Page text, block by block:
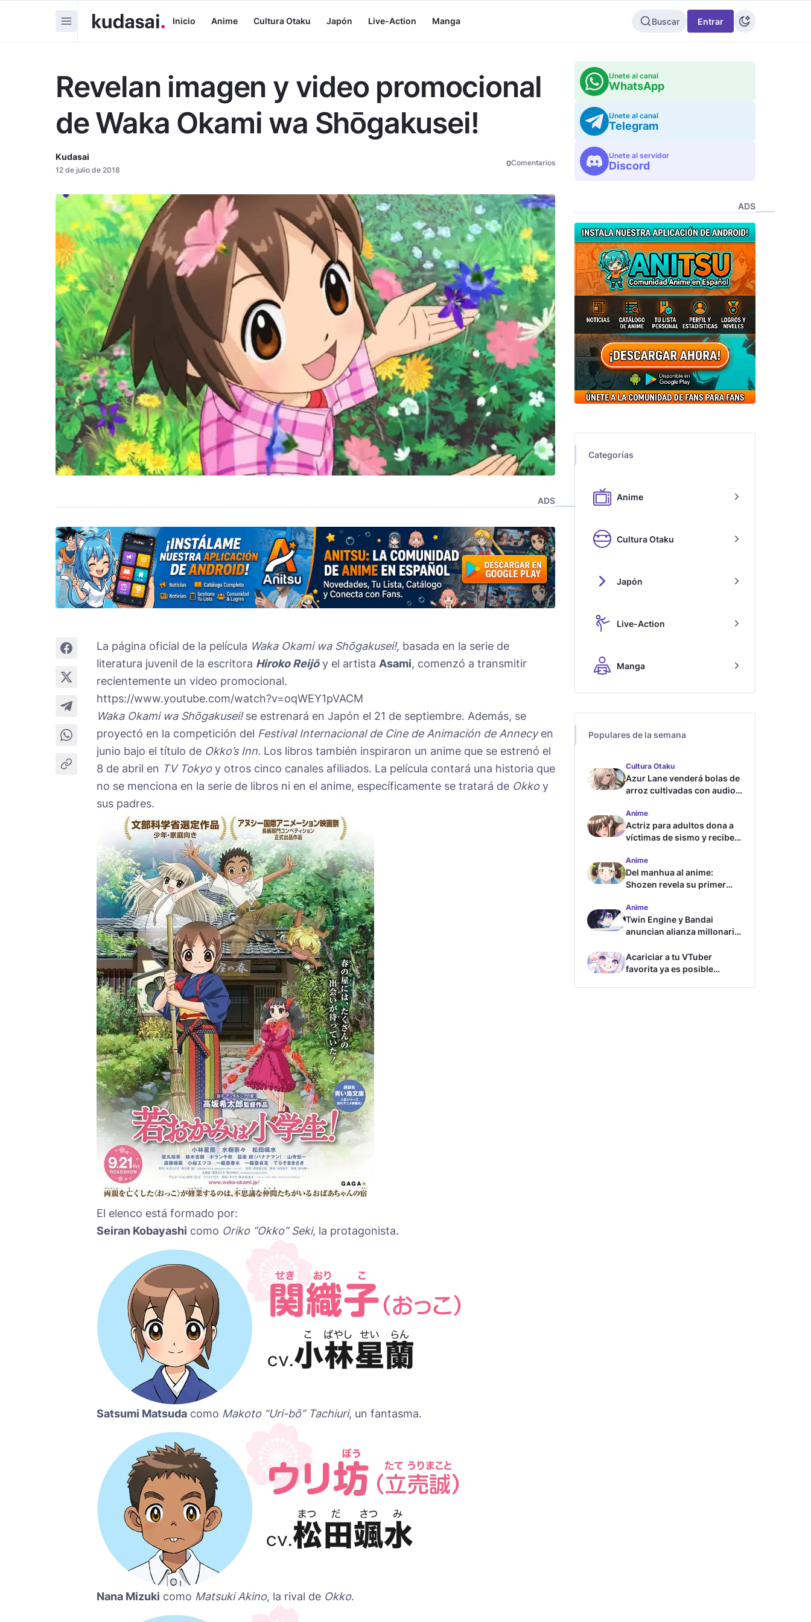
Inicio Anime Cultura Otaku Japón Live-Action Manga Buscar Entrar
Revelan imagen y video promocional
de Waka Okami wa Shōgakusei!
Kudasai
12 de julio de 2018
0Comentarios
ADS
La página oficial de la película Waka Okami wa Shōgakusei!, basada en la serie de
literatura juvenil de la escritora Hiroko Reijō y el artista Asami, comenzó a transmitir
recientemente un video promocional.
https://www.youtube.com/watch?v=oqWEY1pVACM
Waka Okami wa Shōgakusei!se estrenará en Japón el 21 de septiembre. Además, se
proyectó en la competición del Festival Internacional de Cine de Animación de Annecyen
junio bajo el título de Okko’s Inn. Los libros también inspiraron un anime que se estrenó el
8 de abril en TV Tokyoy otros cinco canales afiliados. La película contará una historia que
no se menciona en la serie de libros ni en el anime, específicamente se tratará de Okkoy
sus padres.
El elenco está formado por:
Seiran Kobayashi como Oriko “Okko” Seki, la protagonista.
Satsumi Matsuda como Makoto “Uri-bō” Tachiuri, un fantasma.
Nana Mizuki como Matsuki Akino, la rival de Okko.
Unete al canal
WhatsApp
Unete al canal
Telegram
Unete al servidor
Discord
ADS
Categorías
Anime
Cultura Otaku
Japón
Live-Action
Manga
Populares de la semana
Cultura Otaku
Azur Lane venderá bolas de
arroz cultivadas con audios
Anime
Actriz para adultos dona a
víctimas de sismo y recibe
Anime
Del manhua al anime:
Shozen revela su primer
Anime
Twin Engine y Bandai
anuncian alianza millonaria
Acariciar a tu VTuber
favorita ya es posible